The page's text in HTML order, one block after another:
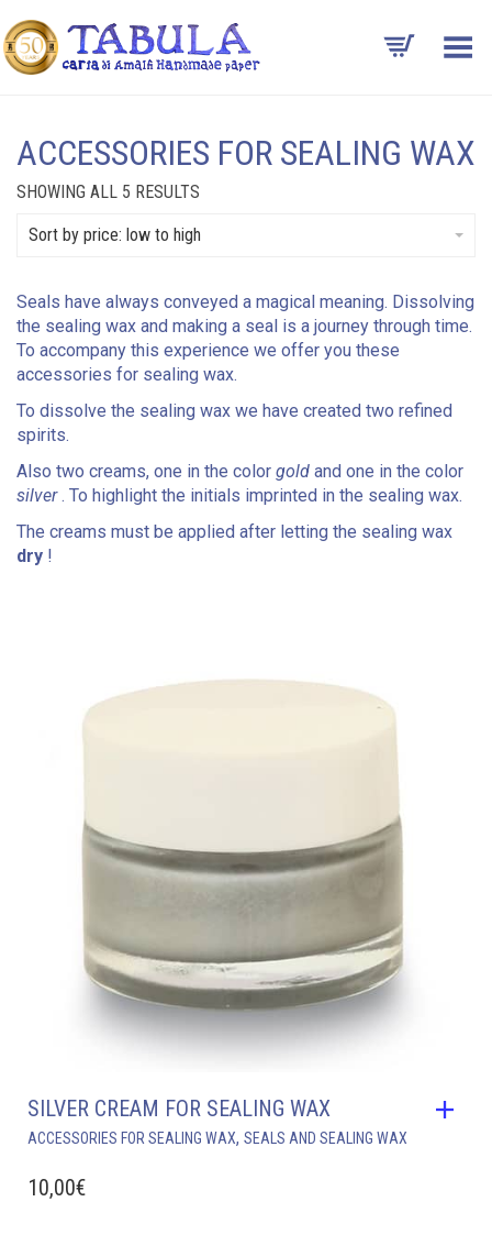
Toggle Menu
ACCESSORIES FOR SEALING WAX
SHOWING ALL 5 RESULTS
PRICE:
LOW
Sort by price: low to high
Seals have always conveyed a magical meaning. Dissolving
the sealing wax and making a seal is a journey through time.
To accompany this experience we offer you these
accessories for sealing wax.
To dissolve the sealing wax we have created two refined
spirits.
Also two creams, one in the color gold and one in the color
silver. To highlight the initials imprinted in the sealing wax.
The creams must be applied after letting the sealing wax
dry !
SILVER CREAM FOR SEALING WAX
ACCESSORIES FOR SEALING WAX, SEALS AND SEALING WAX
10,00€